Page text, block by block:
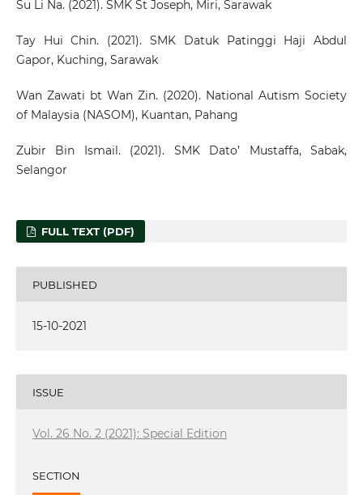
Su Li Na. (2021). SMK St Joseph, Miri, Sarawak
Tay Hui Chin. (2021). SMK Datuk Patinggi Haji Abdul
Gapor, Kuching, Sarawak
Wan Zawati bt Wan Zin. (2020). National Autism Society
of Malaysia (NASOM), Kuantan, Pahang
Zubir Bin Ismail. (2021). SMK Dato’ Mustaffa, Sabak,
Selangor
FULL TEXT (PDF)
PUBLISHED
15-10-2021
ISSUE
Vol. 26 No. 2 (2021): Special Edition
SECTION